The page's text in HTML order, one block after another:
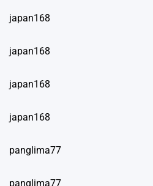
japan168
japan168
japan168
japan168
panglima77
panglima77